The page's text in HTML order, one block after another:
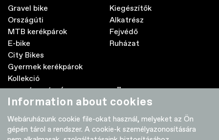
Gravel bike
Országúti
MTB kerékpárok
E-bike
City Bikes
Gyermek kerékpárok
Kollekció
Kiegészítők
Alkatrész
Fejvédő
Ruházat
A MÁRKÁRÓL
Élettartam garancia
Használati útmutatók
TÖBB
Adatvédelmi nyilatkozat
Szoftver-frissítések
Information about cookies
Webáruházunk cookie file-okat használ, melyeket az Ön
gépén tárol a rendszer. A cookie-k személyazonosítására